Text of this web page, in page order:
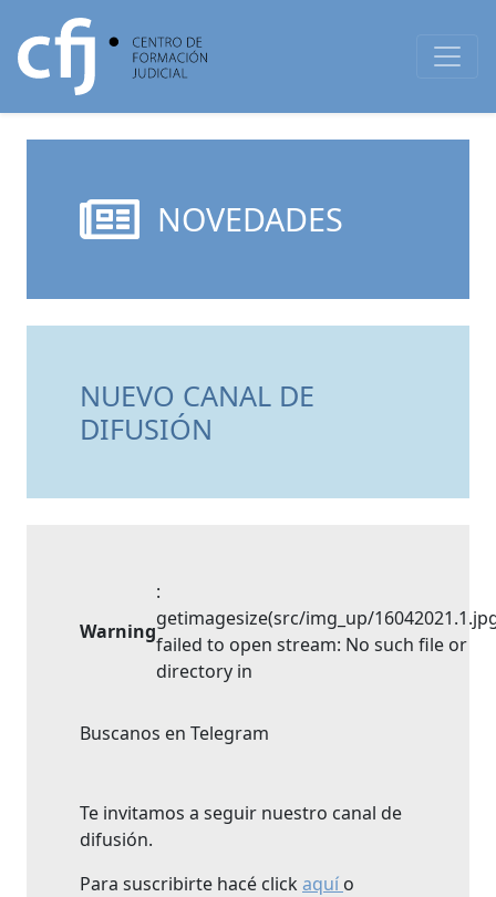
NOVEDADES
NUEVO CANAL DE
DIFUSIÓN
Warning
:
getimagesize(src/img_up/
failed to open stream: No such file or
directory in
Buscanos en Telegram
Te invitamos a seguir nuestro canal de
difusión.
Para suscribirte hacé clickaquí o